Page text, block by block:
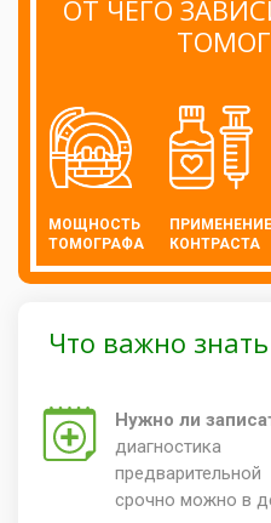
ОТ ЧЕГО
МОЩНОСТЬ
ТОМОГРАФА
ПРИМЕНЕНИЕ
КОНТРАСТА
Что важно
Нужно ли
срочно можно в